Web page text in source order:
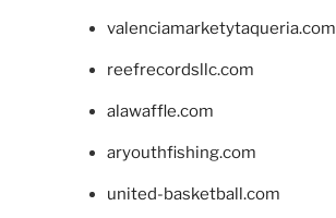
valenciamarketytaqueria.com
reefrecordsllc.com
alawaffle.com
aryouthfishing.com
united-basketball.com